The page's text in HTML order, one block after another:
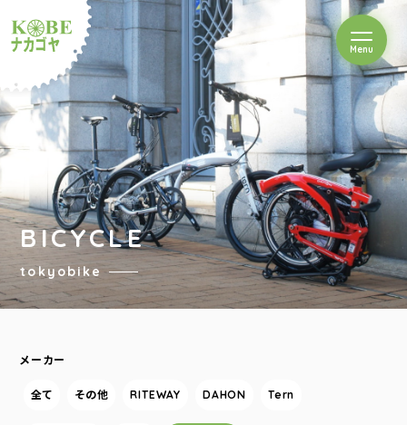
ルショップナカゴヤ
Menuを開閉
BICYCLE
tokyobike
メーカー
全て その他 RITEWAY DAHON Tern